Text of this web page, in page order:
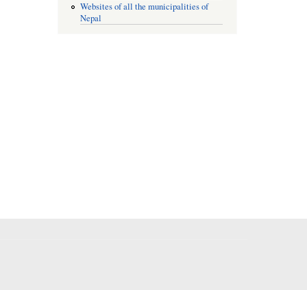
Websites of all the municipalities of
Nepal